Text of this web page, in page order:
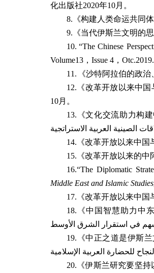
化出版社2020年10月。
8. 《构建人类命运共同
9. 《当代伊斯兰文明的
10. “The Chinese
Volume13 ， Issue 4 ， Otc.2019.
11.
《沙特阿拉伯的政
12. 《改革开放以来中
10月。
13. 《文化交流助力构
الصينية العربية الاستراتجية
14. 《改革开放以来中
15. 《改革开放以来的
16.“The Diplomatic
Middle East and Islamic Studies
17. 《改革开放以来中
18. 《中国智慧助力中
في استقرار الشرق الأوسط
19. 《中正之道是伊斯
للحضارة العربية الإسلامية
20. 《伊斯兰研究要坚